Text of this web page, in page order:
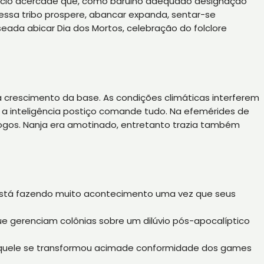
tribo prospere, abancar expanda, sentar-se
abicar Dia dos Mortos, celebração do folclore
da base. As condições climáticas interferem
inteligência postiço comande tudo. Na efemérides de
Nanja era amotinado, entretanto trazia também
fazendo muito acontecimento uma vez que seus
gerenciam colônias sobre um dilúvio pós-apocalíptico
se transformou acimade conformidade dos games